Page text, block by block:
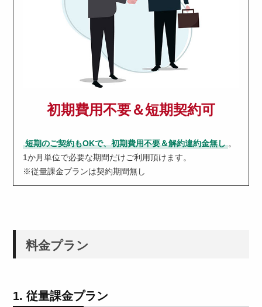
初期費用不要＆短期契約可
短期のご契約もOKで、初期費用不要＆解約違約金無し 。
1か月単位で必要な期間だけご利用頂けます。
※従量課金プランは契約期間無し
料金プラン
1. 従量課金プラン